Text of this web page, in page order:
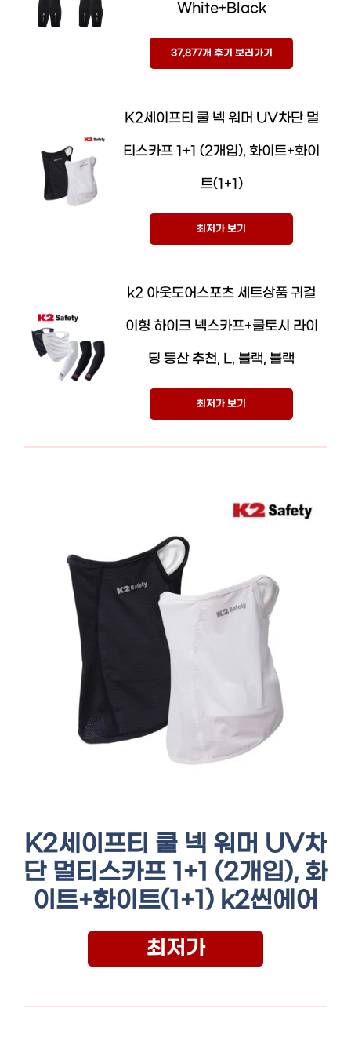
White+Black
37,877개 후기 보러가기
K2세이프티 쿨 넥 워머 UV차단 멀
티스카프 1+1 (2개입), 화이트+화이
트(1+1)
최저가 보기
k2 아웃도어스포츠 세트상품 귀걸
이형 하이크 넥스카프+쿨토시 라이
딩 등산 추천, L, 블랙, 블랙
최저가 보기
K2세이프티 쿨 넥 워머 UV차
단 멀티스카프 1+1 (2개입), 화
이트+화이트(1+1) k2씬에어
최저가